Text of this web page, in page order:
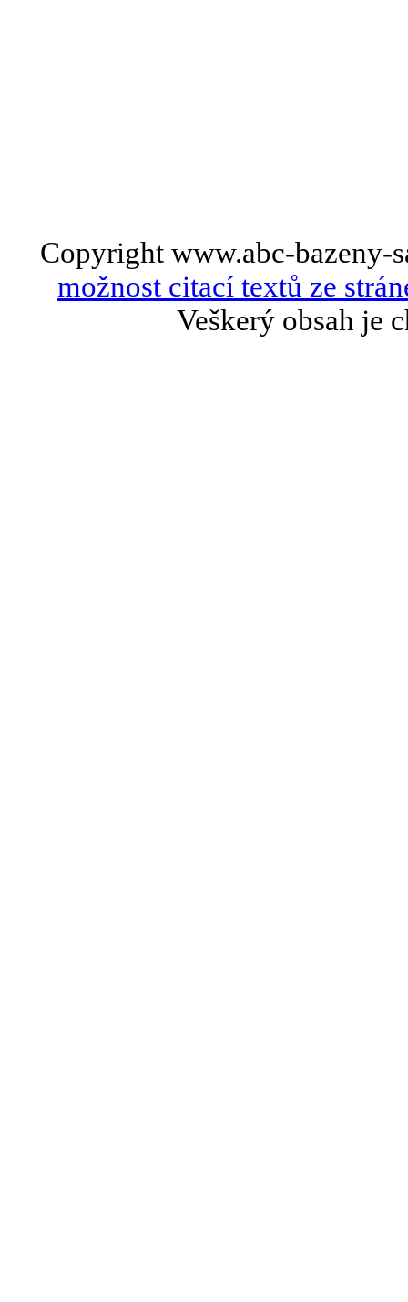
Copyright www.abc-bazeny-
možnost citací textů ze
Veškerý obsah je